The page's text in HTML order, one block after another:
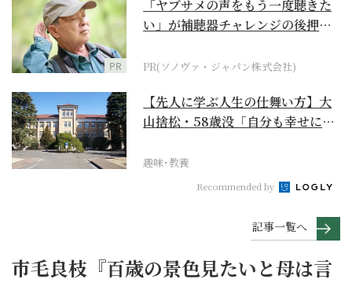
PR
「ヤブサメの声をもう一度聴きた
い」が補聴器チャレンジの後押し
PR(ソノヴァ・ジャパン株式会社)
【先人に学ぶ人生の仕舞い方】大
山捨松・58歳没「自分も幸せにな
趣味･教養
Recommended by
記事一覧へ
市毛良枝『百歳の景色見たいと母は言